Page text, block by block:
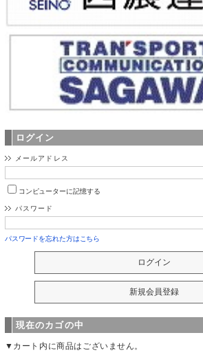
ログイン
メールアドレス
コンピューターに記憶する
パスワード
パスワードを忘れた方はこちら
現在のカゴの中
▼カート内に商品はございません。